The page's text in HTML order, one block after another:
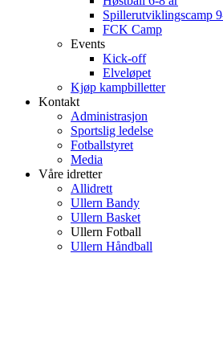
Spillerutviklingscamp
FCK Camp
Events
Kick-off
Elveløpet
Kjøp kampbilletter
Kontakt
Administrasjon
Sportslig ledelse
Fotballstyret
Media
Våre idretter
Allidrett
Ullern Bandy
Ullern Basket
Ullern Fotball
Ullern Håndball